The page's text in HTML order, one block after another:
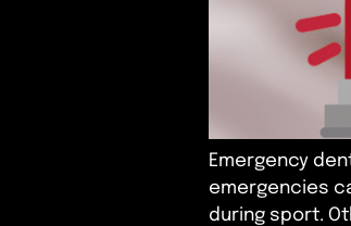
Emergency
emergencies
during sport.